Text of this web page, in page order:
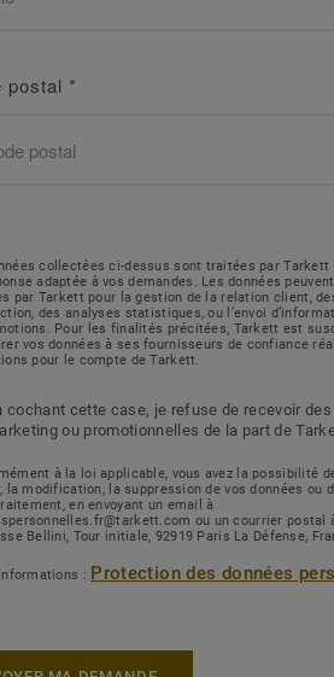
postal *
collectées ci-dessus sont traitées par
adaptée à vos demandes. Les données
par Tarkett pour la gestion de la relation client,
des analyses statistiques, ou l’envoi
Pour les finalités précitées, Tarkett est
vos données à ses fournisseurs de confiance
pour le compte de Tarkett.
cochant cette case, je refuse de recevoir
ou promotionnelles de la part de
à la loi applicable, vous avez la possibilité
la modification, la suppression de vos données ou
en envoyant un email à
ou un courrier postal
Bellini, Tour initiale, 92919 Paris La Défense,
: Protection des données